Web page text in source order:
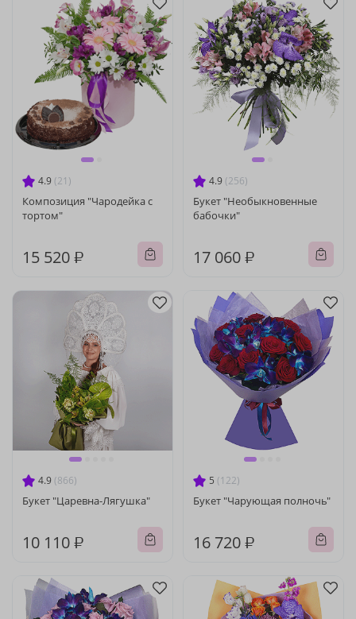
4.9 (21)
Композиция "Чародейка с
тортом"
15 520 ₽
4.9 (256)
Букет "Необыкновенные
бабочки"
17 060 ₽
4.9 (866)
Букет "Царевна-Лягушка"
10 110 ₽
5 (122)
Букет "Чарующая полночь"
16 720 ₽